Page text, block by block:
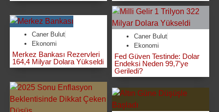
Caner Bulut
Ekonomi
Merkez Bankası Rezervleri
164,4 Milyar Dolara Yükseldi
Caner Bulut
Ekonomi
Fed Güven Testinde: Dolar
Endeksi Neden 99,7’ye
Geriledi?